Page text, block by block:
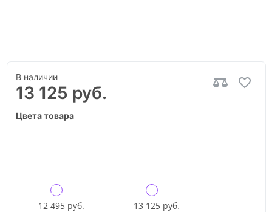
В наличии
13 125 руб.
Цвета товара
12 495 руб. 13 125 руб.